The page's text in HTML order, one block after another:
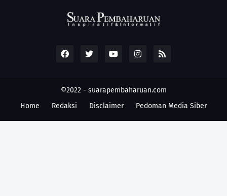
©2022 - suarapembaharuan.com
Home
Redaksi Disclaimer Pedoman Media Siber